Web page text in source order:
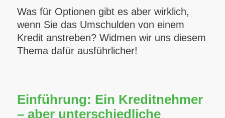
Was für Optionen gibt es aber wirklich,
wenn Sie das Umschulden von einem
Kredit anstreben? Widmen wir uns diesem
Thema dafür ausführlicher!
Einführung: Ein Kreditnehmer
– aber unterschiedliche